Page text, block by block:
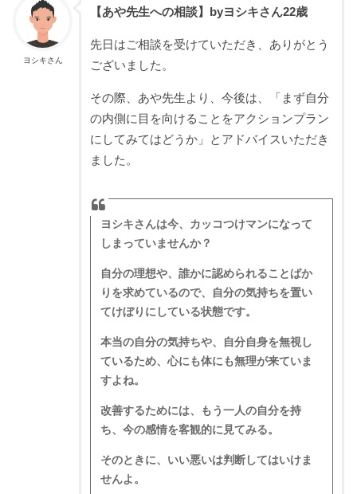
ヨシキさん
【あや先生への相談】byヨシキさん22歳
先日はご相談を受けていただき、ありがとう
ございました。
その際、あや先生より、今後は、「まず自分
の内側に目を向けることをアクションプラン
にしてみてはどうか」とアドバイスいただき
ました。
ヨシキさんは今、カッコつけマンになって
しまっていませんか？
自分の理想や、誰かに認められることばか
りを求めているので、自分の気持ちを置い
てけぼりにしている状態です。
本当の自分の気持ちや、自分自身を無視し
ているため、心にも体にも無理が来ていま
すよね。
改善するためには、もう一人の自分を持
ち、今の感情を客観的に見てみる。
そのときに、いい悪いは判断してはいけま
せんよ。